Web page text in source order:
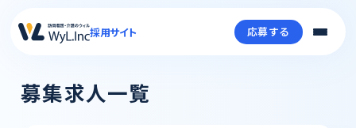
採用サイト 応募する
募集求人一覧